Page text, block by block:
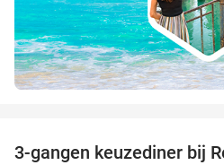
3-gangen keuzediner bij